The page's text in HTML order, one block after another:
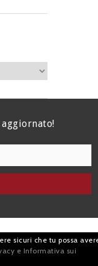
|
| P.I.
sicuri che tu possa
e Informativa sui